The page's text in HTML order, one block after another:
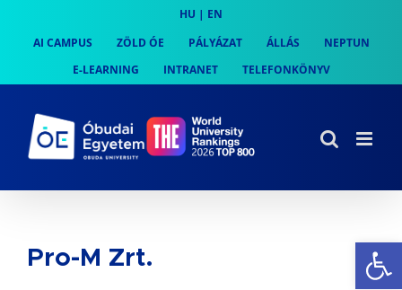
content
HU | EN
AI CAMPUS
ZÖLD ÓE PÁLYÁZAT ÁLLÁS
NEPTUN
E-LEARNING
INTRANET TELEFONKÖNYV
Pro-M Zrt.